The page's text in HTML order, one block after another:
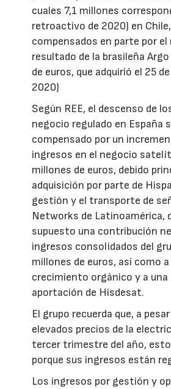
cuales 7,1 millones
retroactivo de 2020) en
compensados en parte por el
resultado de la brasileña
de euros, que adquirió el 25
2020)
Según REE, el descenso de
negocio regulado en España
compensado por un
ingresos en el negocio
millones de euros, debido
adquisición por parte de
gestión y el transporte de
Networks de Latinoamérica,
supuesto una contribución
ingresos consolidados del
millones de euros, así como
crecimiento orgánico y a una
aportación de Hisdesat.
El grupo recuerda que, a
elevados precios de la
tercer trimestre del año,
porque sus ingresos están
Los ingresos por gestión y